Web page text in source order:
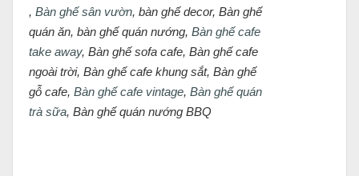
, Bàn ghế sân vườn, bàn ghế decor, Bàn ghế
quán ăn, bàn ghế quán nướng, Bàn ghế cafe
take away, Bàn ghế sofa cafe, Bàn ghế cafe
ngoài trời, Bàn ghế cafe khung sắt, Bàn ghế
gỗ cafe, Bàn ghế cafe vintage, Bàn ghế quán
trà sữa, Bàn ghế quán nướng BBQ